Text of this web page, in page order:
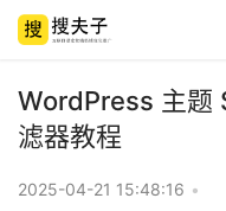
WordPress 主题
滤器教程
2025-04-21 15:48:16 •